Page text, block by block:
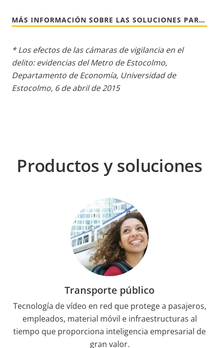
MÁS INFORMACIÓN SOBRE LAS SOLUCIONES PARA EL TRANSPORTE PÚBLICO
* Los efectos de las cámaras de vigilancia en el
delito: evidencias del Metro de Estocolmo,
Departamento de Economía, Universidad de
Estocolmo, 6 de abril de 2015
Productos y soluciones
Transporte público
Tecnología de vídeo en red que protege a pasajeros,
empleados, material móvil e infraestructuras al
tiempo que proporciona inteligencia empresarial de
gran valor.